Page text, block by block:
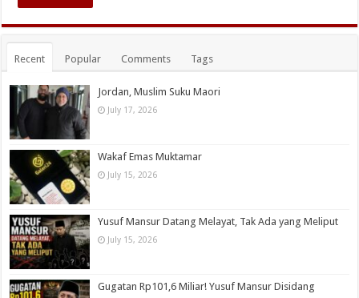
Recent Popular Comments Tags
Jordan, Muslim Suku Maori
July 17, 2026
Wakaf Emas Muktamar
July 15, 2026
Yusuf Mansur Datang Melayat, Tak Ada yang Meliput
July 15, 2026
Gugatan Rp101,6 Miliar! Yusuf Mansur Disidang